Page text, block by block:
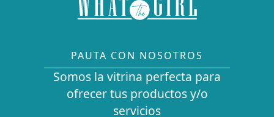
PAUTA CON NOSOTROS
Somos la vitrina perfecta para
ofrecer tus productos y/o
servicios